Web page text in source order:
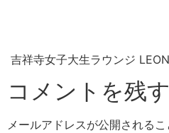
吉祥寺女子大生ラウンジ
コメントを残す
メールアドレスが公開されるこ